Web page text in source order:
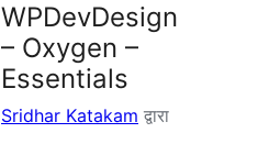
WPDevDesign
– Oxygen –
Essentials
Sridhar Katakam द्वारा